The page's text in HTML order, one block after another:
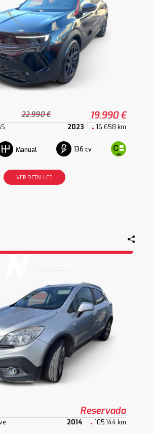
22.990 € 19.990 €
2023 16.658 km
Manual 136 cv
VER DETALLES
Reservado
2014 105.144 km